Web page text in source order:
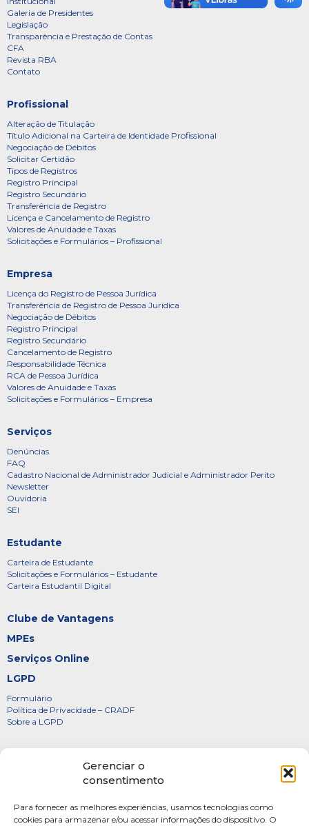
Gerenciar o
consentimento
Para fornecer as melhores experiências, usamos tecnologias como
cookies para armazenar e/ou acessar informações do dispositivo. O
Galeria de Presidentes
Legislação
Transparência e Prestação de Contas
CFA
Revista RBA
Contato
Profissional
Alteração de Titulação
Título Adicional na Carteira de Identidade Profissional
Negociação de Débitos
Solicitar Certidão
Tipos de Registros
Registro Principal
Registro Secundário
Transferência de Registro
Licença e Cancelamento de Registro
Valores de Anuidade e Taxas
Solicitações e Formulários – Profissional
Empresa
Licença do Registro de Pessoa Jurídica
Transferência de Registro de Pessoa Jurídica
Negociação de Débitos
Registro Principal
Registro Secundário
Cancelamento de Registro
Responsabilidade Técnica
RCA de Pessoa Jurídica
Valores de Anuidade e Taxas
Solicitações e Formulários – Empresa
Serviços
Denúncias
FAQ
Cadastro Nacional de Administrador Judicial e Administrador Perito
Newsletter
Ouvidoria
SEI
Estudante
Carteira de Estudante
Solicitações e Formulários – Estudante
Carteira Estudantil Digital
Clube de Vantagens
MPEs
Serviços Online
LGPD
Formulário
Política de Privacidade – CRADF
Sobre a LGPD
Diretoria